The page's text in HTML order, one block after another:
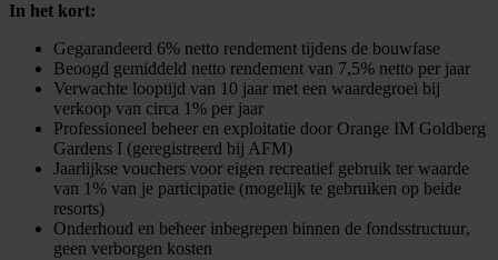
In het kort:
Gegarandeerd 6% netto rendement tijdens de bouwfase
Beoogd gemiddeld netto rendement van 7,5% netto per jaar
Verwachte looptijd van 10 jaar met een waardegroei bij
verkoop van circa 1% per jaar
Professioneel beheer en exploitatie door Orange IM Goldberg
Gardens I (geregistreerd bij AFM)
Jaarlijkse vouchers voor eigen recreatief gebruik ter waarde
van 1% van je participatie (mogelijk te gebruiken op beide
resorts)
Onderhoud en beheer inbegrepen binnen de fondsstructuur,
geen verborgen kosten